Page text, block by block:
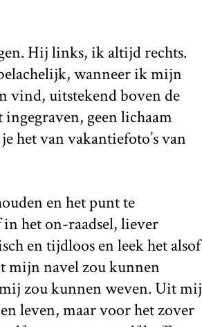
Hij links, ik altijd rechts.
wanneer ik mijn
vind, uitstekend boven de
geen lichaam
het van vakantiefoto’s van
en het punt te
het on-raadsel, liever
en tijdloos en leek het alsof
mijn navel zou kunnen
zou kunnen weven. Uit mij
leven, maar voor het zover